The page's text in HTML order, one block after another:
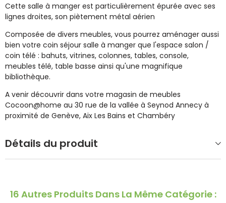
Cette salle à manger est particulièrement épurée avec ses
lignes droites, son piètement métal aérien
Composée de divers meubles, vous pourrez aménager aussi
bien votre coin séjour salle à manger que l'espace salon /
coin télé : bahuts, vitrines, colonnes, tables, console,
meubles télé, table basse ainsi qu'une magnifique
bibliothèque.
A venir découvrir dans votre magasin de meubles
Cocoon@home au 30 rue de la vallée à Seynod Annecy à
proximité de Genève, Aix Les Bains et Chambéry
Détails du produit
16 Autres Produits Dans La Même Catégorie :